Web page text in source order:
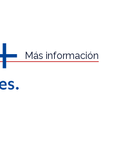
Más información